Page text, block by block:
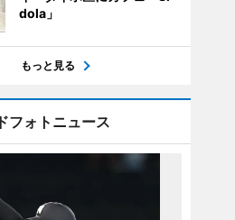
dola」
もっと見る
フォトニュース